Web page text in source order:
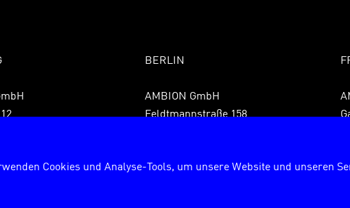
Cookies und Analyse-Tools, um unsere Website und unseren
8550758599
BERLIN
AMBION GmbH
Feldtmannstraße 158
Fax +49 30 726278429